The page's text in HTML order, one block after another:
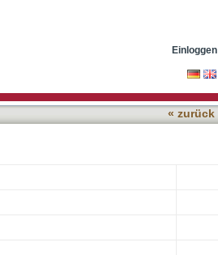
Einloggen
« zurück